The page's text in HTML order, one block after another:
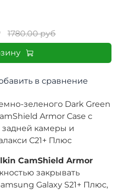
в сравнение
1780.00 руб
зеленого Dark Green
Armor Case с
камеры и
С21+ Плюс
CamShield Armor
закрывать
Galaxy S21+ Плюс,